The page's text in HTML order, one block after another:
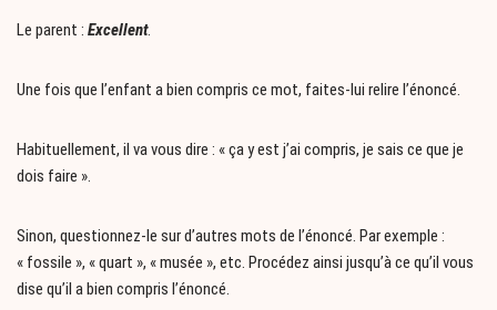
Le parent : Excellent.
Une fois que l’enfant a bien compris ce mot, faites-lui relire l’énoncé.
Habituellement, il va vous dire : « ça y est j’ai compris, je sais ce que je
dois faire ».
Sinon, questionnez-le sur d’autres mots de l’énoncé. Par exemple :
« fossile », « quart », « musée », etc. Procédez ainsi jusqu’à ce qu’il vous
dise qu’il a bien compris l’énoncé.